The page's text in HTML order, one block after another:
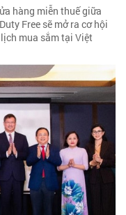
hàng miễn thuế giữa
Free sẽ mở ra cơ hội
mua sắm tại Việt